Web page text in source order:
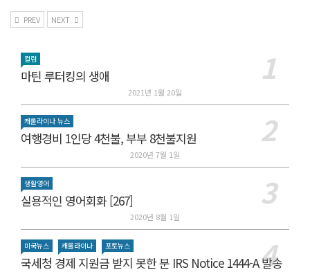
PREV NEXT
컬럼
마틴 루터킹의 생애
2021년 1월 20일
캐롤라이나 뉴스
여행경비 1인당 4천불, 부부 8천불지원
2020년 7월 1일
생활영어
실용적인 영어회화 [267]
2020년 8월 1일
미국뉴스 캐롤라이나 포토뉴스
국세청 경제 지원금 받지 못한 분 IRS Notice 1444-A 발송